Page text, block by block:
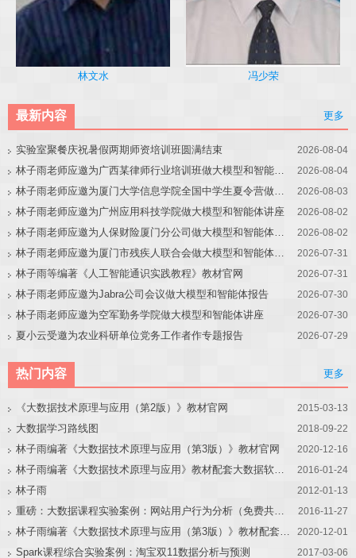
林文水 冯少荣
最新内容 更多
实验室聚餐庆祝暑假两期师资培训班圆满结束 2026-08-04
林子雨老师应邀为广西某律师行业培训班做大模型和智能体讲座 2026-08-04
林子雨老师应邀为厦门大学信息学院全国中学生夏令营做大模型讲座 2026-08-03
林子雨老师应邀为广州应用科技学院做大模型和智能体讲座 2026-08-02
林子雨老师应邀为人保财险厦门分公司做大模型和智能体讲座 2026-08-02
林子雨老师应邀为厦门市残疾人联合会做大模型和智能体讲座 2026-07-31
林子雨等编著《人工智能通识实践教程》教材官网 2026-07-31
林子雨老师应邀为Jabra公司会议做大模型和智能体报告 2026-07-30
林子雨老师应邀为空军勤务学院做大模型和智能体讲座 2026-07-30
夏小云受邀为农业科研单位党务工作者作专题报告 2026-07-29
热门内容 更多
《大数据技术原理与应用（第2版）》教材官网 2015-03-13
大数据学习路线图 2018-09-22
林子雨编著《大数据技术原理与应用（第3版）》教材官网 2020-12-16
林子雨编著《大数据技术原理与应用》教材配套大数据软件安装和编程实践指南 2016-01-24
林子雨 2012-01-13
重磅：大数据课程实验案例：网站用户行为分析（免费共享） 2016-11-27
林子雨编著《大数据技术原理与应用（第3版）》教材配套大数据软件安装和编程实践指南 2020-12-01
Spark课程综合实验案例：淘宝双11数据分析与预测 2017-03-06